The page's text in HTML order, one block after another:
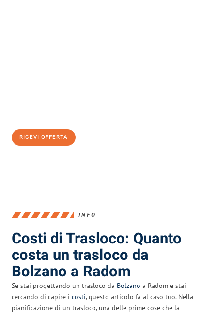
RICEVI OFFERTA
INFO
Costi di Trasloco: Quanto
costa un trasloco da
Bolzano a Radom
Se stai progettando un trasloco da Bolzano a Radom e stai
cercando di capire i costi, questo articolo fa al caso tuo. Nella
pianificazione di un trasloco, una delle prime cose che la